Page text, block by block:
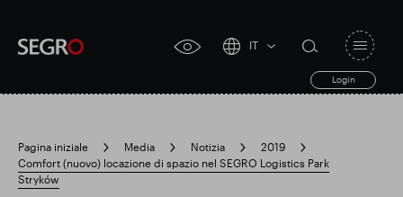
accessibility
IT
Login
search
form
Search
for
toggle
Pagina iniziale Media Notizia
2019
Comfort (nuovo) locazione di spazio nel SEGRO Logistics Park
Stryków